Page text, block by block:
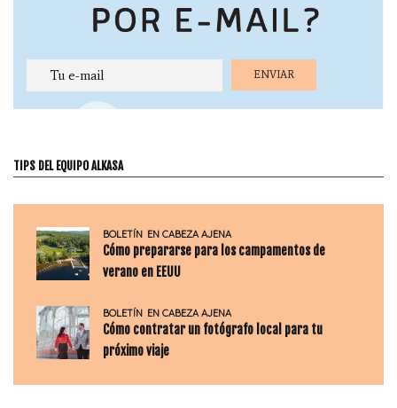
TIPS DEL EQUIPO ALKASA
BOLETÍN EN CABEZA AJENA
Cómo prepararse para los campamentos de
verano en EEUU
BOLETÍN EN CABEZA AJENA
Cómo contratar un fotógrafo local para tu
próximo viaje